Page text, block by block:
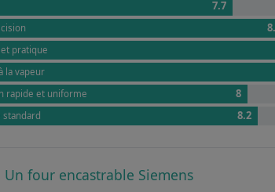
7.7
pratique
la vapeur
rapide et uniforme 8
8.2
Un four encastrable Siemens